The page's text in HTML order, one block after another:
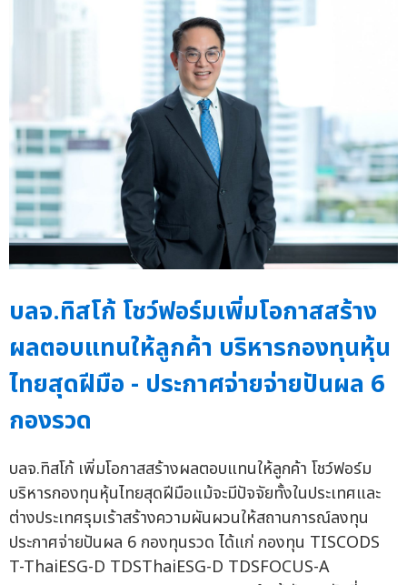
บลจ.ทิสโก้ โชว์ฟอร์มเพิ่มโอกาสสร้าง
ผลตอบแทนให้ลูกค้า บริหารกองทุนหุ้น
ไทยสุดฝีมือ - ประกาศจ่ายจ่ายปันผล 6
กองรวด
บลจ.ทิสโก้ เพิ่มโอกาสสร้างผลตอบแทนให้ลูกค้า โชว์ฟอร์ม
บริหารกองทุนหุ้นไทยสุดฝีมือแม้จะมีปัจจัยทั้งในประเทศและ
ต่างประเทศรุมเร้าสร้างความผันผวนให้สถานการณ์ลงทุน
ประกาศจ่ายปันผล 6 กองทุนรวด ได้แก่ กองทุน TISCODS
T-ThaiESG-D TDSThaiESG-D TDSFOCUS-A